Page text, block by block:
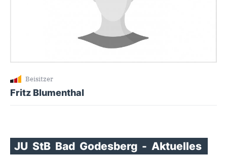
Beisitzer
Fritz Blumenthal
JU StB Bad Godesberg - Aktuelles